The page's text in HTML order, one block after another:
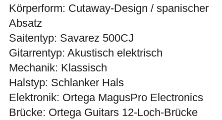
Körperform: Cutaway-Design / spanischer
Absatz
Saitentyp: Savarez 500CJ
Gitarrentyp: Akustisch elektrisch
Mechanik: Klassisch
Halstyp: Schlanker Hals
Elektronik: Ortega MagusPro Electronics
Brücke: Ortega Guitars 12-Loch-Brücke